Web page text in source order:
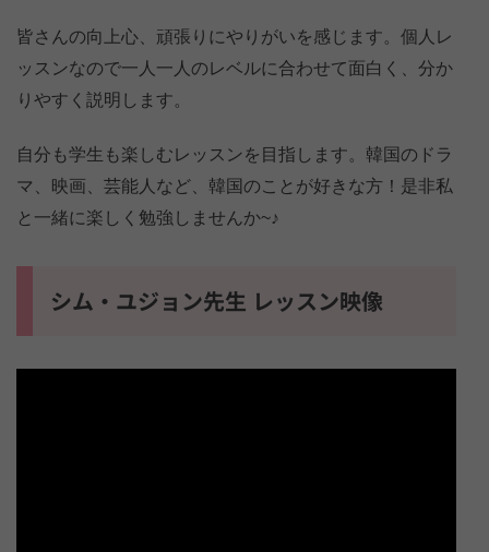
皆さんの向上心、頑張りにやりがいを感じます。個人レ
ッスンなので一人一人のレベルに合わせて面白く、分か
りやすく説明します。
自分も学生も楽しむレッスンを目指します。韓国のドラ
マ、映画、芸能人など、韓国のことが好きな方！是非私
と一緒に楽しく勉強しませんか~♪
シム・ユジョン先生 レッスン映像